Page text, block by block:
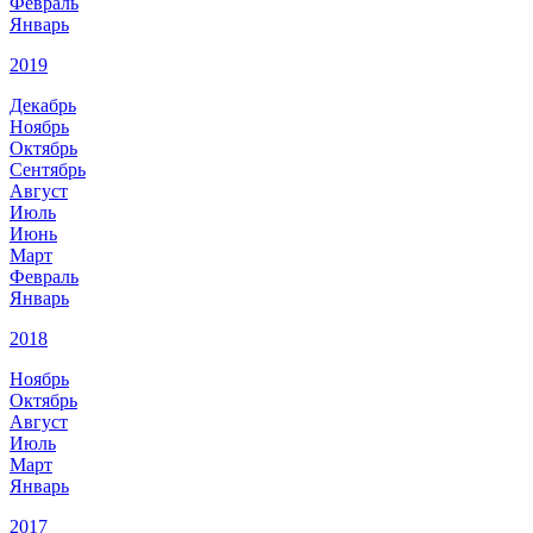
Январь
2019
Декабрь
Ноябрь
Октябрь
Сентябрь
Август
Июль
Июнь
Март
Февраль
Январь
2018
Ноябрь
Октябрь
Август
Июль
Март
Январь
2017